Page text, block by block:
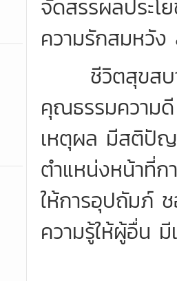
จัดสรรผลประ
ความรักสมหวั
ชีวิตสุขสบาย
คุณธรรมความ
เหตุผล มีสติปัญ
ตำแหน่งหน้าที่ก
ให้การอุปถัมภ์
ความรู้ให้ผู้อื่น